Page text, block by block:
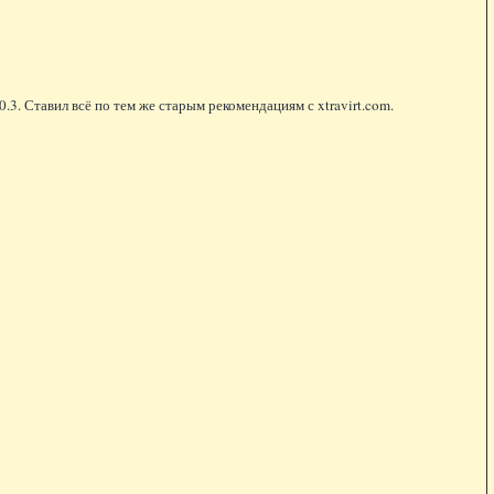
Ставил всё по тем же старым рекомендациям с xtravirt.com.